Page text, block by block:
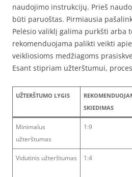
naudojimo instrukcijų. Prieš
būti paruoštas. Pirmiausia
Pelėsio valiklį galima purkšti arba
rekomenduojama palikti veikti
veikliosioms medžiagoms
Esant stipriam užterštumui,
UŽTERŠTUMO LYGIS
SKIEDIMAS
Minimalus
užterštumas
1:9
Vidutinis užterštumas 1:4